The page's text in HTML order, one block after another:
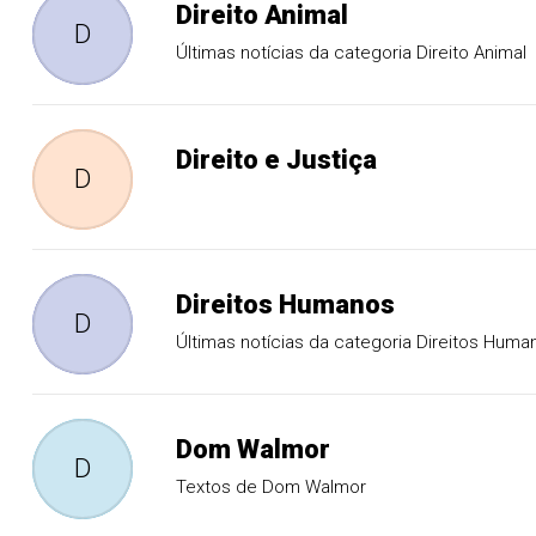
D
Direito Animal
Últimas notícias da categoria Direito Animal
D
Direito e Justiça
D
Direitos Humanos
Últimas notícias da categoria Direitos
D
Dom Walmor
Textos de Dom Walmor